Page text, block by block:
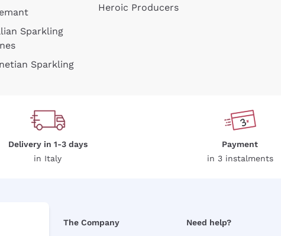
Sparkling
Sparkling
Heroic Producers
Delivery in 1-3 days
in Italy
Payment
in 3 instalments
The Company Need help?